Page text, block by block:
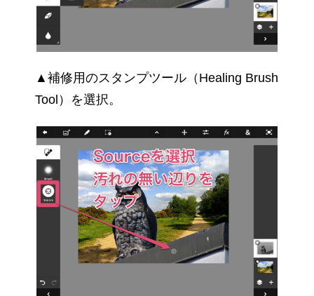
▲補修用のスタンプツール（Healing Brush
Tool）を選択。